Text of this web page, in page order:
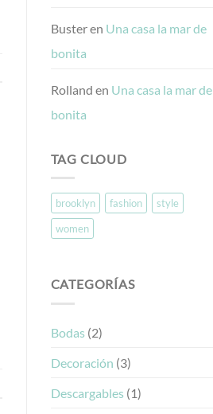
Busteren Una casa la mar de
bonita
Rolland en Una casa la mar de
bonita
TAG CLOUD
brooklyn fashion
style
women
CATEGORÍAS
Bodas (2)
Decoración (3)
Descargables (1)